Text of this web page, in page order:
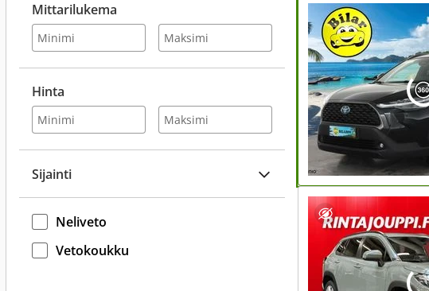
Mittarilukema
Hinta
Sijainti
Neliveto
Vetokoukku